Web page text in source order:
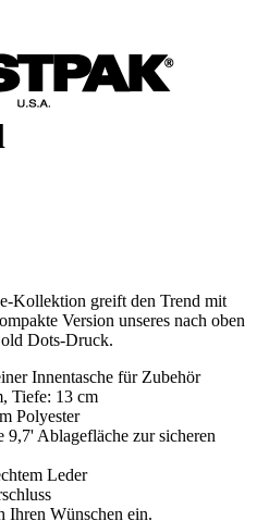
Kollektion greift den Trend mit
Version unseres nach oben
Dots-Druck.
Innentasche für Zubehör
Tiefe: 13 cm
Polyester
9,7' Ablagefläche zur sicheren
Leder
Ihren Wünschen ein.